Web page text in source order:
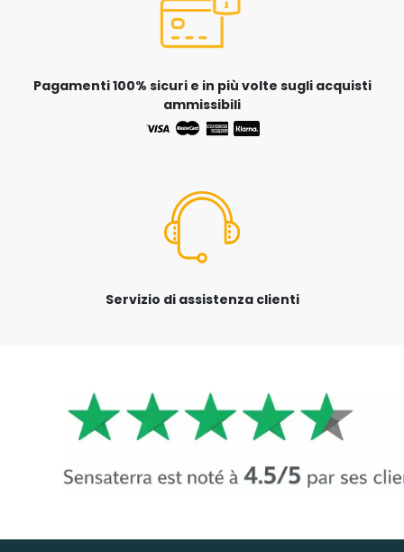
Pagamenti 100% sicuri e in più volte sugli acquisti
ammissibili
Servizio di assistenza clienti